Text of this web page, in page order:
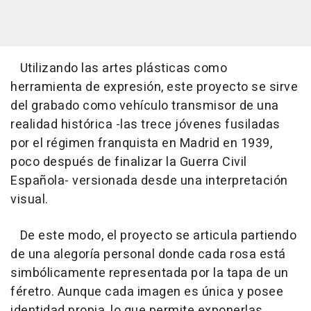
Utilizando las artes plásticas como
herramienta de expresión, este proyecto se sirve
del grabado como vehículo transmisor de una
realidad histórica -las trece jóvenes fusiladas
por el régimen franquista en Madrid en 1939,
poco después de finalizar la Guerra Civil
Española- versionada desde una interpretación
visual.
De este modo, el proyecto se articula partiendo
de una alegoría personal donde cada rosa está
simbólicamente representada por la tapa de un
féretro. Aunque cada imagen es única y posee